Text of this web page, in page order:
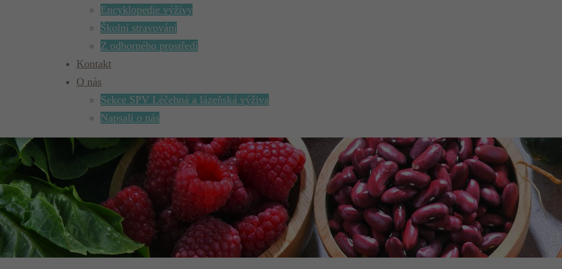
Encyklopedie výživy
Školní stravování
Z odborného prostředí
Kontakt
O nás
Sekce SPV Léčebná a lázeňská výživa
Napsali o nás